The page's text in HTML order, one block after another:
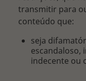
transmitir para
conteúdo que:
seja
indecente ou